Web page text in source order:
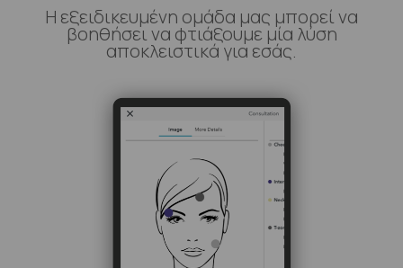
Η εξειδικευμένη ομάδα μας μπορεί να
βοηθήσει να φτιάξουμε μία λύση
αποκλειστικά για εσάς.